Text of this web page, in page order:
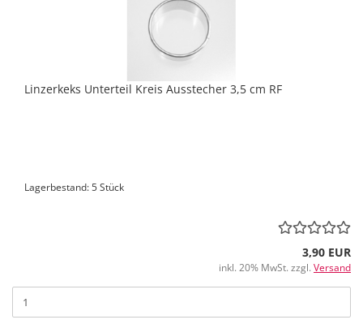
Linzerkeks Unterteil Kreis Ausstecher 3,5 cm RF
Lagerbestand: 5 Stück
3,90 EUR
inkl. 20% MwSt. zzgl. Versand